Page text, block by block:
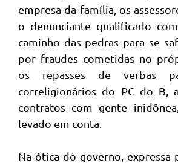
empresa da família, os
o denunciante qualificado
caminho das pedras para se
por fraudes cometidas no
os repasses de verbas
correligionários do PC do B,
contratos com gente
levado em conta.
Na ótica do governo, expressa